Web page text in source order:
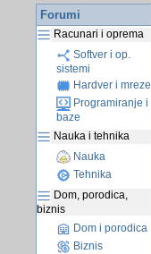
Forumi
Racunari i oprema
Softver i op.
sistemi
Hardver i mreze
Programiranje i
baze
Nauka i tehnika
Nauka
Tehnika
Dom, porodica,
biznis
Dom i porodica
Biznis